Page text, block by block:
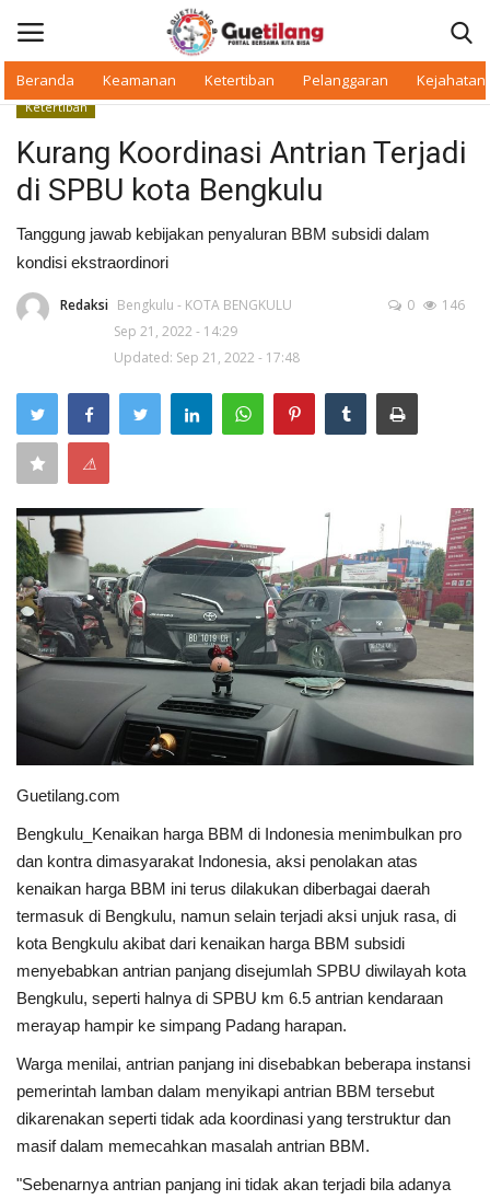
Beranda Keamanan Ketertiban Pelanggaran Kejahatan
Beranda
Daerah
Makan Bergizi
Warkop Digital
Pelanggaran
Ketertiban
Keamanan
Kejahatan
Cybers Event
UMKM & Ekonomi Kreatif
Pekerja Migran Indonesia
Ekonomi
Pendidikan
Informasi Journalism
Olahraga
Kesehatan
Layanan Publik
Perempuan/Anak
Ketertiban
Kurang Koordinasi Antrian Terjadi
di SPBU kota Bengkulu
Tanggung jawab kebijakan penyaluran BBM subsidi dalam
kondisi ekstraordinori
Redaksi Bengkulu - KOTA BENGKULU
Sep 21, 2022 - 14:29
Updated: Sep 21, 2022 - 17:48
0 146
⚠
Guetilang.com
Bengkulu_Kenaikan harga BBM di Indonesia menimbulkan pro
dan kontra dimasyarakat Indonesia, aksi penolakan atas
kenaikan harga BBM ini terus dilakukan diberbagai daerah
termasuk di Bengkulu, namun selain terjadi aksi unjuk rasa, di
kota Bengkulu akibat dari kenaikan harga BBM subsidi
menyebabkan antrian panjang disejumlah SPBU diwilayah kota
Bengkulu, seperti halnya di SPBU km 6.5 antrian kendaraan
merayap hampir ke simpang Padang harapan.
Warga menilai, antrian panjang ini disebabkan beberapa instansi
pemerintah lamban dalam menyikapi antrian BBM tersebut
dikarenakan seperti tidak ada koordinasi yang terstruktur dan
masif dalam memecahkan masalah antrian BBM.
"Sebenarnya antrian panjang ini tidak akan terjadi bila adanya